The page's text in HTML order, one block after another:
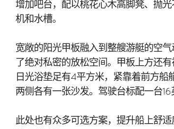
增加吧台，配以桃花心木高脚凳、抛
机和水槽。
宽敞的阳光甲板融入到整艘游艇的空
了绝对私密的放松空间。甲板上方还
日光浴垫足有4平方米，紧靠着前方船
两侧各有一张沙发。驾驶台标配一台
此处也有众多可选方案，提升船上舒